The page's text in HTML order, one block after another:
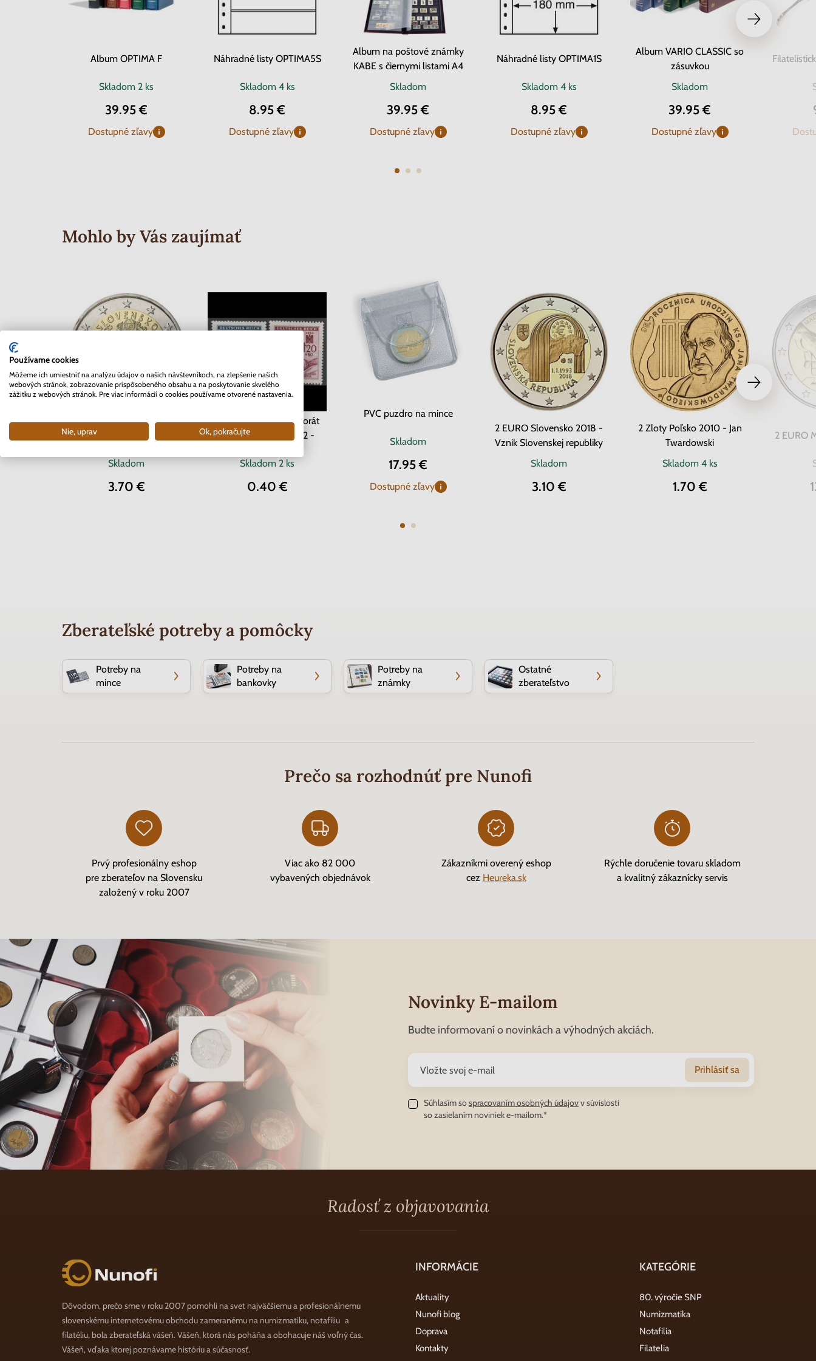
Album OPTIMA F
Skladom 2 ks
39.95 €
Dostupné zľavy
Náhradné listy OPTIMA5S
Skladom 4 ks
8.95 €
Dostupné zľavy
Album na poštové známky
KABE s čiernymi listami A4
Skladom
39.95 €
Dostupné zľavy
Náhradné listy OPTIMA1S
Skladom 4 ks
8.95 €
Dostupné zľavy
Album VARIO CLASSIC so
zásuvkou
Skladom
39.95 €
Dostupné zľavy
Mohlo by Vás zaujímať
2 EURO Slovensko 2012 -
10. rokov Euro meny
Skladom
3.70 €
Séria známok Protektorát
Čechy a Morava 1942 -
Skladom 2 ks
0.40 €
PVC puzdro na mince
Skladom
17.95 €
Dostupné zľavy
2 EURO Slovensko 2018 -
Vznik Slovenskej republiky
Skladom
3.10 €
2 Zloty Poľsko 2010 - Jan
Twardowski
Skladom 4 ks
1.70 €
2 EURO
Zberateľské potreby a pomôcky
Potreby na
mince
Potreby na
bankovky
Potreby na
známky
Ostatné
zberateľstvo
Prečo sa rozhodnúť pre Nunofi
Prvý profesionálny eshop
pre zberateľov na Slovensku
založený v roku 2007
Viac ako 82 000
vybavených objednávok
Zákazníkmi overený eshop
cez Heureka.sk
Rýchle doručenie tovaru skladom
a kvalitný zákaznícky servis
Novinky E-mailom
Budte informovaní o novinkách a výhodných akciách.
Prihlásiť sa
Súhlasím sospracovaním osobných údajovv súvislosti
so zasielaním noviniek e-mailom.*
Radosť z objavovania
Nunofi.sk
Dôvodom, prečo sme v roku 2007 pomohli na svet najväčšiemu a profesionálnemu
slovenskému internetovému obchodu zameranému na numizmatiku, notafíliu a
filatéliu, bola zberateľská vášeň. Vášeň, ktorá nás poháňa a obohacuje náš voľný čas.
Vášeň, vďaka ktorej poznávame históriu a súčasnosť.
INFORMÁCIE
Aktuality
Nunofi blog
Doprava
Kontakty
KATEGÓRIE
80. výročie SNP
Numizmatika
Notafilia
Filatelia
Používame cookies
Môžeme ich umiestniť na analýzu údajov o našich návštevníkoch, na zlepšenie našich
webových stránok, zobrazovanie prispôsobeného obsahu a na poskytovanie skvelého
zážitku z webových stránok. Pre viac informácií o cookies používame otvorené nastavenia.
Nie, uprav Ok, pokračujte